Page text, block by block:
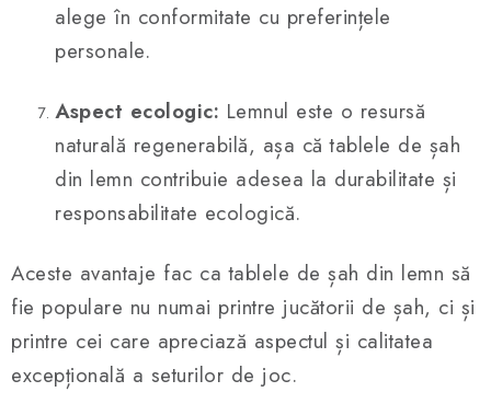
alege în conformitate cu preferințele
personale.
Aspect ecologic: Lemnul este o resursă
naturală regenerabilă, așa că tablele de șah
din lemn contribuie adesea la durabilitate și
responsabilitate ecologică.
Aceste avantaje fac ca tablele de șah din lemn să
fie populare nu numai printre jucătorii de șah, ci și
printre cei care apreciază aspectul și calitatea
excepțională a seturilor de joc.